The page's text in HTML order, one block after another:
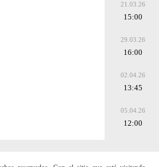
21.03.26
15:00
29.03.26
16:00
02.04.26
13:45
05.04.26
12:00